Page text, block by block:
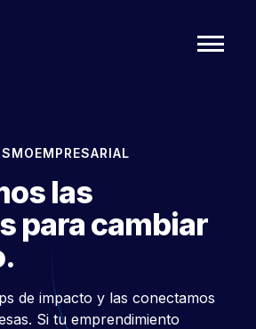
las
para cambiar
de impacto y las conectamos
Si tu emprendimiento